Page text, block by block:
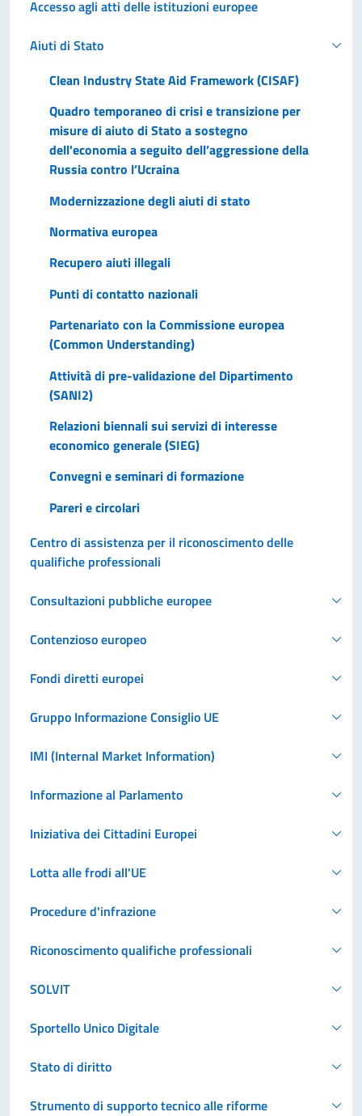
Accesso agli atti delle istituzioni europee
Aiuti di Stato
Clean Industry State Aid Framework (CISAF)
Quadro temporaneo di crisi e transizione per
misure di aiuto di Stato a sostegno
dell'economia a seguito dell’aggressione della
Russia contro l’Ucraina
Modernizzazione degli aiuti di stato
Normativa europea
Recupero aiuti illegali
Punti di contatto nazionali
Partenariato con la Commissione europea
(Common Understanding)
Attività di pre-validazione del Dipartimento
(SANI2)
Relazioni biennali sui servizi di interesse
economico generale (SIEG)
Convegni e seminari di formazione
Pareri e circolari
Centro di assistenza per il riconoscimento delle
qualifiche professionali
Consultazioni pubbliche europee
Contenzioso europeo
Fondi diretti europei
Gruppo Informazione Consiglio UE
IMI (Internal Market Information)
Informazione al Parlamento
Iniziativa dei Cittadini Europei
Lotta alle frodi all'UE
Procedure d'infrazione
Riconoscimento qualifiche professionali
SOLVIT
Sportello Unico Digitale
Stato di diritto
Strumento di supporto tecnico alle riforme